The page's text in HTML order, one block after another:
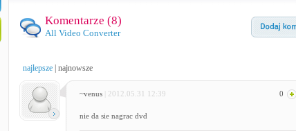
Komentarze (8)
All Video Converter
najlepsze| najnowsze
~venus | 2012.05.31 12:39 0
nie da sie nagrac dvd